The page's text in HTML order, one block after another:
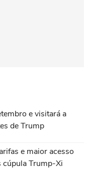
e visitará a
de Trump
e maior acesso
cúpula Trump-Xi